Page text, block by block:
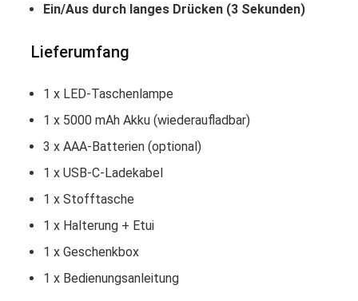
Ein/Aus durch langes Drücken (3 Sekunden)
Lieferumfang
1 x LED-Taschenlampe
1 x 5000 mAh Akku (wiederaufladbar)
3 x AAA-Batterien (optional)
1 x USB-C-Ladekabel
1 x Stofftasche
1 x Halterung + Etui
1 x Geschenkbox
1 x Bedienungsanleitung